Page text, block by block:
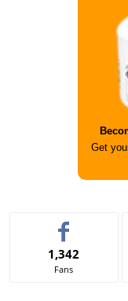
Get
1,342
Fans